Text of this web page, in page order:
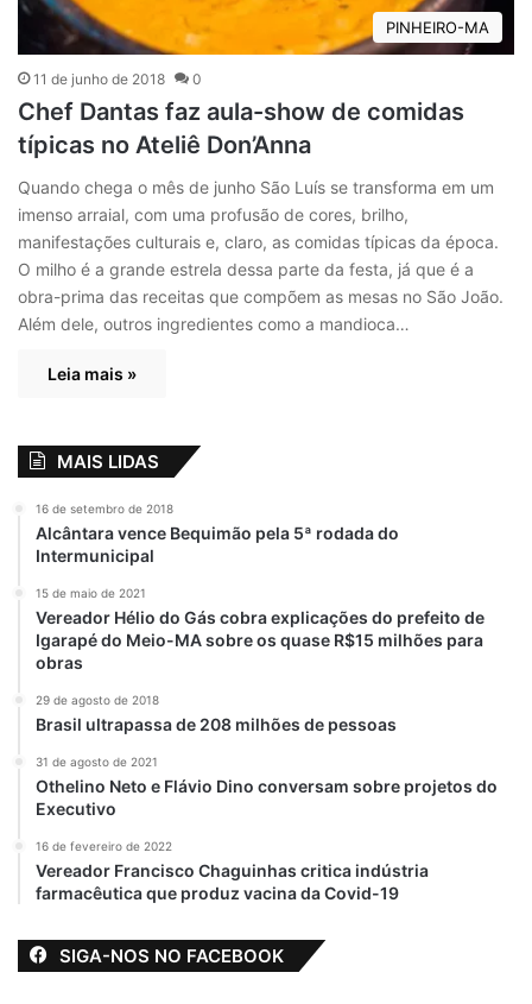
PINHEIRO-MA
11 de junho de 2018 0
Chef Dantas faz aula-show de comidas
típicas no Ateliê Don’Anna
Quando chega o mês de junho São Luís se transforma em um
imenso arraial, com uma profusão de cores, brilho,
manifestações culturais e, claro, as comidas típicas da época.
O milho é a grande estrela dessa parte da festa, já que é a
obra-prima das receitas que compõem as mesas no São João.
Além dele, outros ingredientes como a mandioca…
Leia mais »
MAIS LIDAS
16 de setembro de 2018
Alcântara vence Bequimão pela 5ª rodada do
Intermunicipal
15 de maio de 2021
Vereador Hélio do Gás cobra explicações do prefeito de
Igarapé do Meio-MA sobre os quase R$15 milhões para
obras
29 de agosto de 2018
Brasil ultrapassa de 208 milhões de pessoas
31 de agosto de 2021
Othelino Neto e Flávio Dino conversam sobre projetos do
Executivo
16 de fevereiro de 2022
Vereador Francisco Chaguinhas critica indústria
farmacêutica que produz vacina da Covid-19
SIGA-NOS NO FACEBOOK